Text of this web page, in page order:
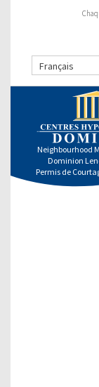
Français
Neighbourhood
Dominion
Permis de